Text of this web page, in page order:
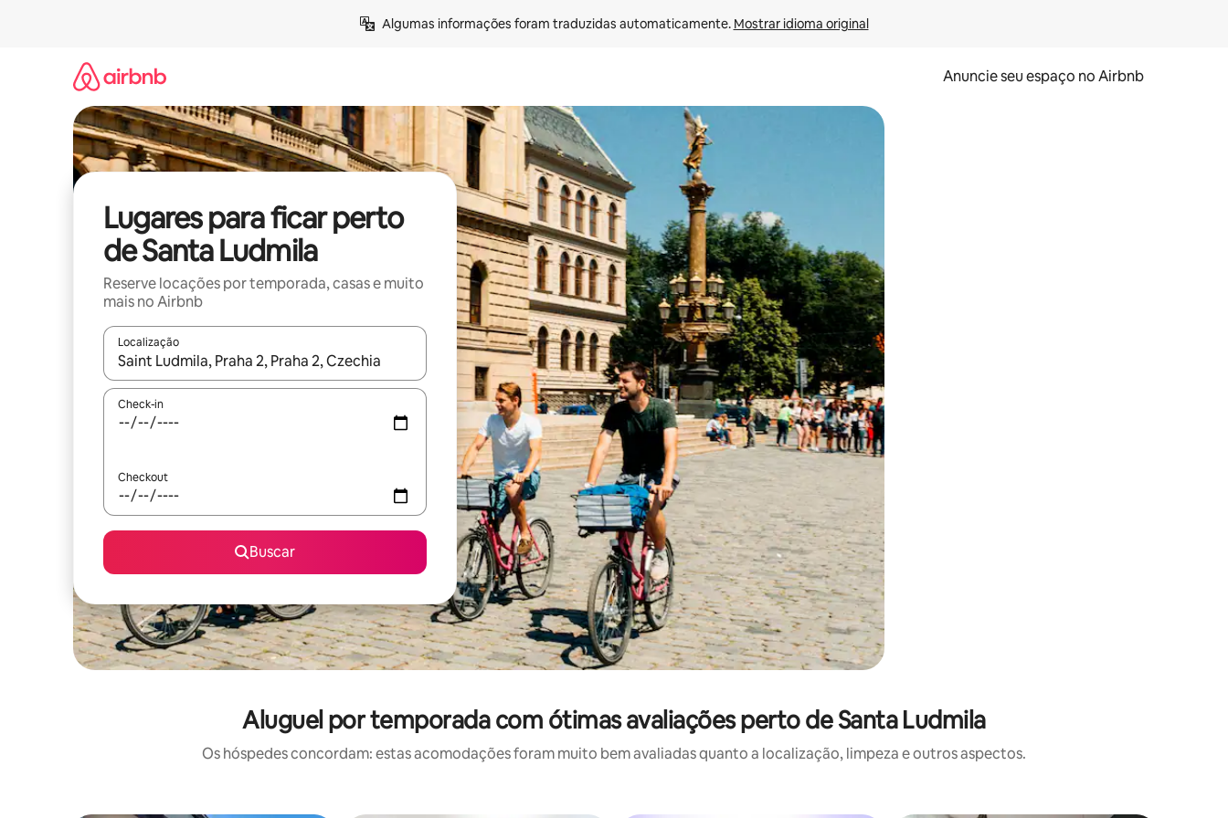
Algumas informações foram traduzidas automaticamente. Mostrar idioma original
Anuncie seu espaço no Airbnb
Lugares para ficar perto
de Santa Ludmila
Reserve locações por temporada, casas e muito
mais no Airbnb
Localização
Quando os resultados estiverem disponíveis, explore-os usando as seta para cima e para baixo do teclado ou tocando e deslizando o dedo na tela.
Check-in
Checkout
Buscar
Aluguel por temporada com ótimas avaliações perto de Santa Ludmila
Os hóspedes concordam: estas acomodações foram muito bem avaliadas quanto a localização, limpeza e outros aspectos.